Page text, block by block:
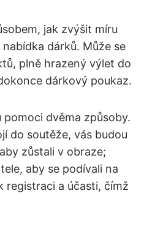
jak zvýšit míru
dárků. Může se
plně hrazený výlet do
dárkový poukaz.
dvěma způsoby.
do soutěže, vás budou
zůstali v obraze;
aby se podívali na
registraci a účasti, čímž